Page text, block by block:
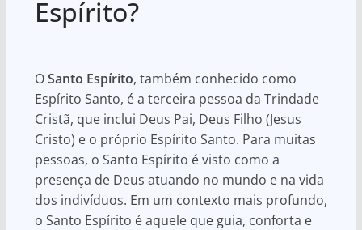
s
A
p
e
o
k
e
Espírito?
OSanto Espírito, também conhecido como
Espírito Santo, é a terceira pessoa da Trindade
Cristã, que inclui Deus Pai, Deus Filho (Jesus
Cristo) e o próprio Espírito Santo. Para muitas
pessoas, o Santo Espírito é visto como a
presença de Deus atuando no mundo e na vida
dos indivíduos. Em um contexto mais profundo,
o Santo Espírito é aquele que guia, conforta e